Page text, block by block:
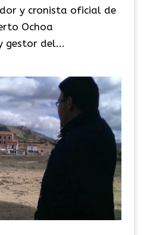
y cronista oficial de
Ochoa
gestor del...